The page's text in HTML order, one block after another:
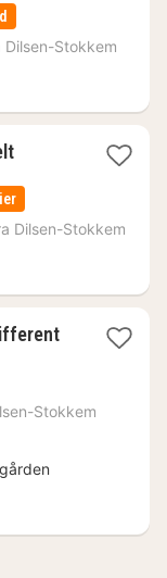
kr.Stokkem
1
fra
1025
kr.
Dilsen-Stokkem
Stokkem